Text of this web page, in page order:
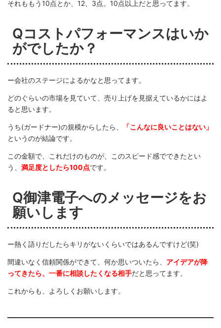
それももう10点とか、12、3点。10点以上だと思ってます。
Qコストパフォーマンスはいか
がでしたか？
ー会社のステージによるかなと思ってます。
どのぐらいの市場を見ていて、売り上げを見据えているかにはよ
ると思います。
うち(ガードナー)の規模からしたら、
「こんなに良いことはない」
というのが結論です。
この金額で、これだけのものが、このスピード感でできたとい
う、 満足度としたら100点です。
Q御津電子へのメッセージをお
願いします
ー熱く語りだしたらキリがないくらいではあるんですけど(笑)
間違いなく信頼関係ができて、何か思いついたら、 アイデアが降
ってきたら、一番に相談したくなる相手だと思ってます。
これからも、よろしくお願いします。